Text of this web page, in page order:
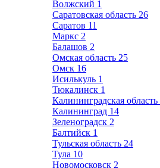
Волжский 1
Саратовская область 26
Саратов 11
Маркс 2
Балашов 2
Омская область 25
Омск 16
Исилькуль 1
Тюкалинск 1
Калининградская область
Калининград 14
Зеленоградск 2
Балтийск 1
Тульская область 24
Тула 10
Новомосковск 2